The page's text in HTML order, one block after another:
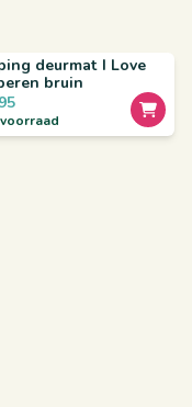
deurmat I Love
bruin